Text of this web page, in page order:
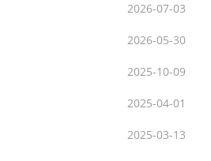
2026-07-03
2026-05-30
2025-10-09
2025-04-01
2025-03-13